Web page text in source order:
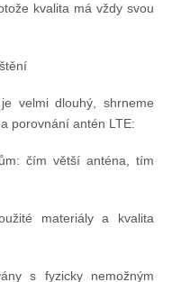
kvalita má vždy svou
velmi dlouhý, shrneme
porovnání antén LTE:
čím větší anténa, tím
materiály a kvalita
s fyzicky nemožným